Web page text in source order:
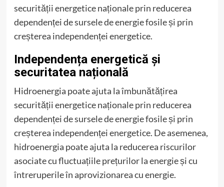
securității energetice naționale prin reducerea
dependenței de sursele de energie fosile și prin
creșterea independenței energetice.
Independența energetică și
securitatea națională
Hidroenergia poate ajuta la îmbunătățirea
securității energetice naționale prin reducerea
dependenței de sursele de energie fosile și prin
creșterea independenței energetice. De asemenea,
hidroenergia poate ajuta la reducerea riscurilor
asociate cu fluctuațiile prețurilor la energie și cu
întreruperile în aprovizionarea cu energie.